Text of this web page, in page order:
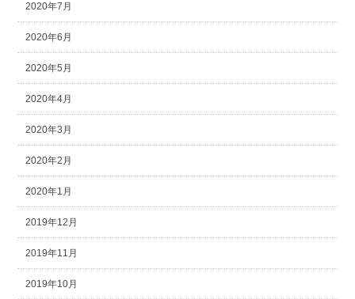
2020年7月
2020年6月
2020年5月
2020年4月
2020年3月
2020年2月
2020年1月
2019年12月
2019年11月
2019年10月